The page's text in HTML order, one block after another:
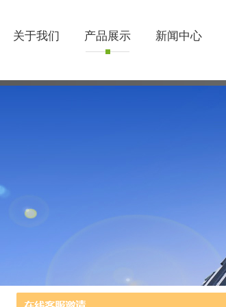
关于我们 产品展示 新闻中心